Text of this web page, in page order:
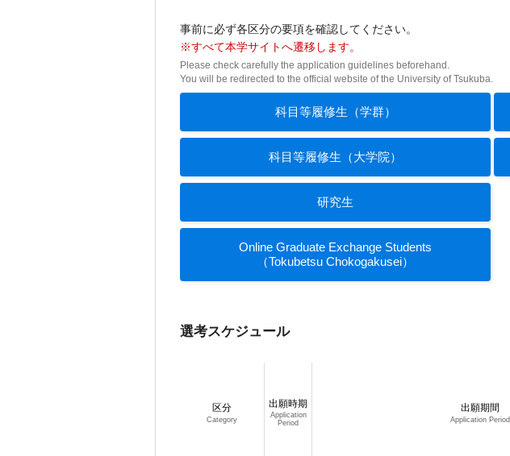
事前に必ず各区分の要項を確認してください。
※すべて本学サイトへ遷移します。
Please check carefully the application guidelines beforehand.
You will be redirected to the official website of the University of Tsukuba.
科目等履修生（学群）
科目等履修生（大学院）
研究生
Online Graduate Exchange Students
（Tokubetsu Chokogakusei）
選考スケジュール
区分
Category
出願時期
Application
Period
出願期間
Application Period